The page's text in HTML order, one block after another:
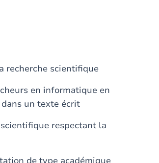
recherche scientifique
en informatique en
un texte écrit
respectant la
de type académique